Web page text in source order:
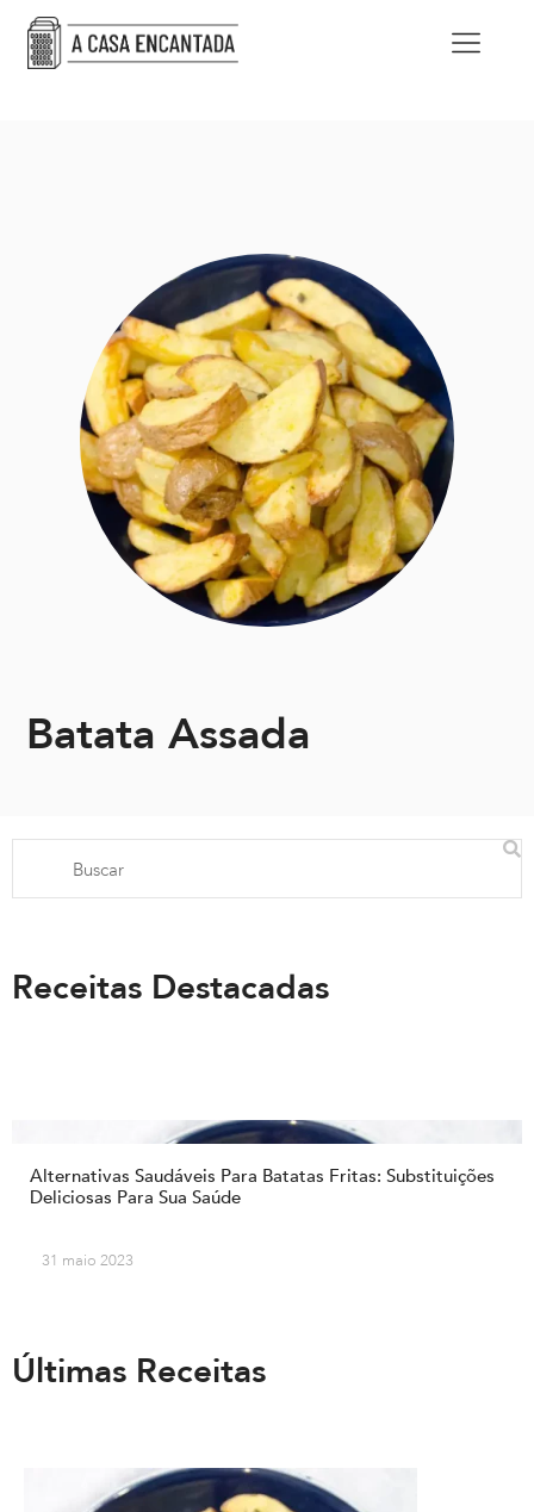
Batata Assada
Receitas Destacadas
Alternativas Saudáveis Para Batatas Fritas: Substituições
Deliciosas Para Sua Saúde
31 maio 2023
Últimas Receitas